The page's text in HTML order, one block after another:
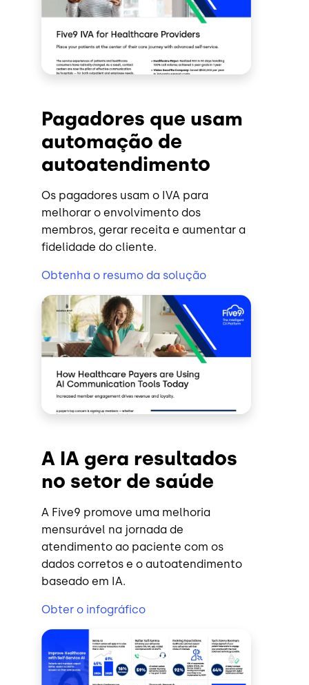
Pagadores que usam
automação de
autoatendimento
Os pagadores usam o IVA para
melhorar o envolvimento dos
membros, gerar receita e aumentar a
fidelidade do cliente.
Obtenha o resumo da solução
A IA gera resultados
no setor de saúde
A Five9 promove uma melhoria
mensurável na jornada de
atendimento ao paciente com os
dados corretos e o autoatendimento
baseado em IA.
Obter o infográfico